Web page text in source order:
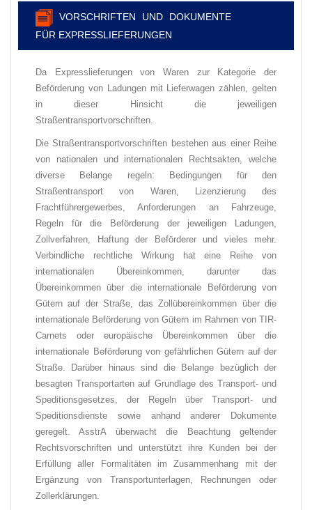
VORSCHRIFTEN UND DOKUMENTE
FÜR EXPRESSLIEFERUNGEN
Da Expresslieferungen von Waren zur Kategorie der
Beförderung von Ladungen mit Lieferwagen zählen, gelten
in dieser Hinsicht die jeweiligen
Straßentransportvorschriften.
Die Straßentransportvorschriften bestehen aus einer Reihe
von nationalen und internationalen Rechtsakten, welche
diverse Belange regeln: Bedingungen für den
Straßentransport von Waren, Lizenzierung des
Frachtführergewerbes, Anforderungen an Fahrzeuge,
Regeln für die Beförderung der jeweiligen Ladungen,
Zollverfahren, Haftung der Beförderer und vieles mehr.
Verbindliche rechtliche Wirkung hat eine Reihe von
internationalen Übereinkommen, darunter das
Übereinkommen über die internationale Beförderung von
Gütern auf der Straße, das Zollübereinkommen über die
internationale Beförderung von Gütern im Rahmen von TIR-
Carnets oder europäische Übereinkommen über die
internationale Beförderung von gefährlichen Gütern auf der
Straße. Darüber hinaus sind die Belange bezüglich der
besagten Transportarten auf Grundlage des Transport- und
Speditionsgesetzes, der Regeln über Transport- und
Speditionsdienste sowie anhand anderer Dokumente
geregelt. AsstrA überwacht die Beachtung geltender
Rechtsvorschriften und unterstützt ihre Kunden bei der
Erfüllung aller Formalitäten im Zusammenhang mit der
Ergänzung von Transportunterlagen, Rechnungen oder
Zollerklärungen.